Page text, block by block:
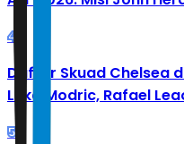
4
Daftar Skuad Chelsea
Luka Modric, Rafael
5